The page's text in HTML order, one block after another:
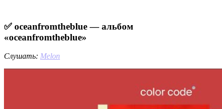
✅ oceanfromtheblue — альбом
«oceanfromtheblue»
Слушать: Melon